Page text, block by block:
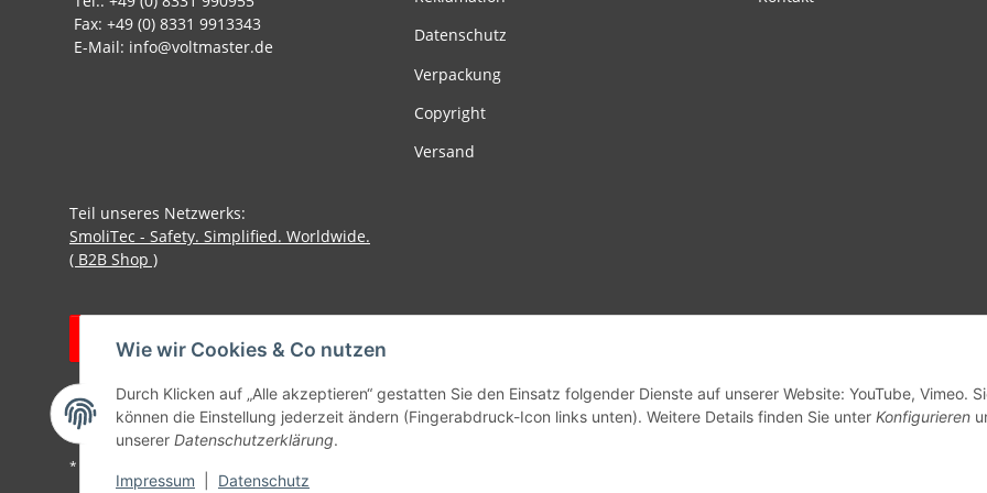
Wie wir Cookies & Co nutzen
Durch Klicken auf „Alle akzeptieren“ gestatten Sie den Einsatz folgender Dienste auf unserer Website: YouTube, Vimeo.
können die Einstellung jederzeit ändern (Fingerabdruck-Icon links unten). Weitere Details finden Sie unter Konfigurieren
unserer Datenschutzerklärung.
Impressum Datenschutz
Fax: +49 (0) 8331 9913343
E-Mail: info@voltmaster.de
Datenschutz
Verpackung
Copyright
Versand
Teil unseres Netzwerks:
SmoliTec - Safety. Simplified. Worldwide.
( B2B Shop )
Vertrag widerrufen
* Alle Preise inkl. gesetzlicher USt., zzgl.